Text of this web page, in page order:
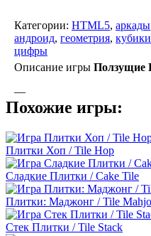
Категории: HTML5, аркады
андроид, геометрия, кубики
цифры
Описание игры Ползущие
—
Похожие игры:
Плитки Хоп / Tile Hop
Сладкие Плитки / Cake Tile
Плитки: Маджонг / Tile
Стек Плитки / Tile Stack